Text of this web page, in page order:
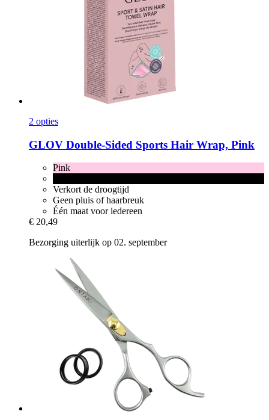
2 opties
GLOV Double-​Sided Sports Hair Wrap, Pink
Pink
Verkort de droogtijd
Geen pluis of haarbreuk
Één maat voor iedereen
€ 20,49
Bezorging uiterlijk op 02. september